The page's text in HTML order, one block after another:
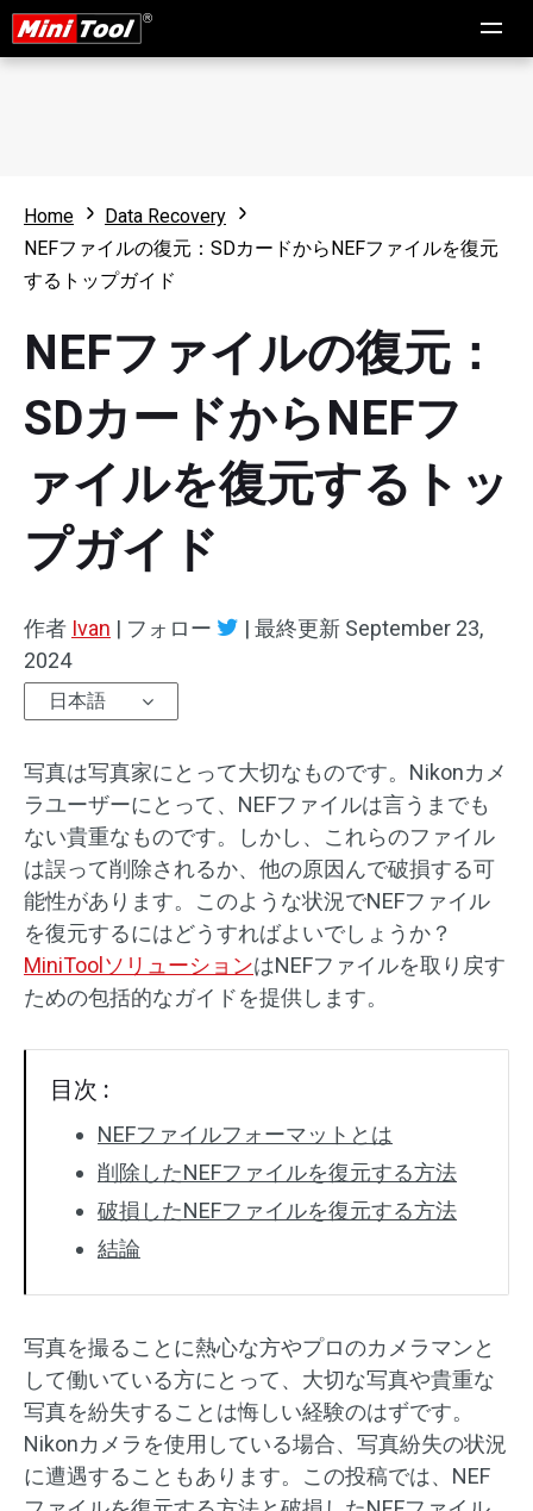
Home
Data Recovery
NEFファイルの復元：SDカードからNEFファイルを復元
するトップガイド
NEFファイルの復元：
SDカードからNEFフ
ァイルを復元するトッ
プガイド
作者 Ivan | フォロー | 最終更新 September 23,
2024
日本語
写真は写真家にとって大切なものです。Nikonカメ
ラユーザーにとって、NEFファイルは言うまでも
ない貴重なものです。しかし、これらのファイル
は誤って削除されるか、他の原因んで破損する可
能性があります。このような状況でNEFファイル
を復元するにはどうすればよいでしょうか？
MiniToolソリューションはNEFファイルを取り戻す
ための包括的なガイドを提供します。
目次 :
NEFファイルフォーマットとは
削除したNEFファイルを復元する方法
破損したNEFファイルを復元する方法
結論
写真を撮ることに熱心な方やプロのカメラマンと
して働いている方にとって、大切な写真や貴重な
写真を紛失することは悔しい経験のはずです。
Nikonカメラを使用している場合、写真紛失の状況
に遭遇することもあります。この投稿では、NEF